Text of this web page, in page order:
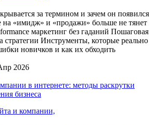
за термином и зачем он появился
на «имидж» и «продажи» больше не тянет
маркетинг без гаданий Пошаговая
стратегии Инструменты, которые реально
новичков и как их обходить
2026
и компании,